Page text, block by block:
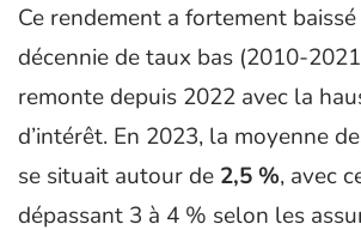
Ce rendement a fortement
décennie de taux bas (2010-
remonte depuis 2022 avec la
d’intérêt. En 2023, la moyenne
se situait autour de 2,5 %, avec
dépassant 3 à 4 % selon les